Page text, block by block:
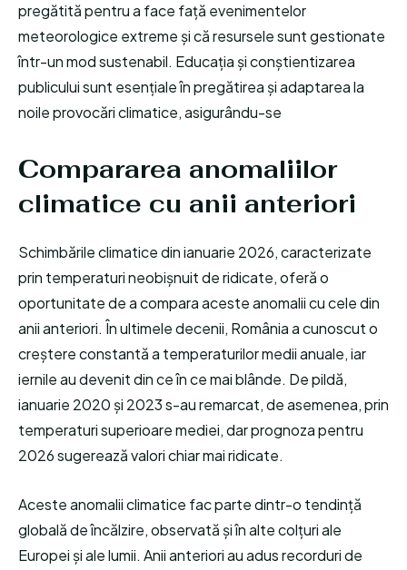
pregătită pentru a face față evenimentelor
meteorologice extreme și că resursele sunt gestionate
într-un mod sustenabil. Educația și conștientizarea
publicului sunt esențiale în pregătirea și adaptarea la
noile provocări climatice, asigurându-se
Compararea anomaliilor
climatice cu anii anteriori
Schimbările climatice din ianuarie 2026, caracterizate
prin temperaturi neobișnuit de ridicate, oferă o
oportunitate de a compara aceste anomalii cu cele din
anii anteriori. În ultimele decenii, România a cunoscut o
creștere constantă a temperaturilor medii anuale, iar
iernile au devenit din ce în ce mai blânde. De pildă,
ianuarie 2020 și 2023 s-au remarcat, de asemenea, prin
temperaturi superioare mediei, dar prognoza pentru
2026 sugerează valori chiar mai ridicate.
Aceste anomalii climatice fac parte dintr-o tendință
globală de încălzire, observată și în alte colțuri ale
Europei și ale lumii. Anii anteriori au adus recorduri de